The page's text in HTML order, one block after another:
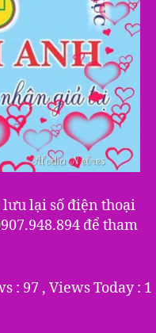
lưu lại số điện thoại
để tham
: 97 , Views Today : 1